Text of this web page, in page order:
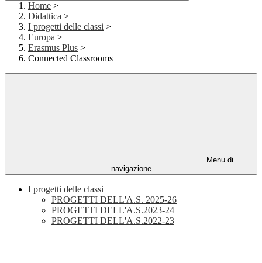
Home >
Didattica >
I progetti delle classi >
Europa >
Erasmus Plus >
Connected Classrooms
Menu di
navigazione
I progetti delle classi
PROGETTI DELL'A.S. 2025-26
PROGETTI DELL'A.S.2023-24
PROGETTI DELL'A.S.2022-23